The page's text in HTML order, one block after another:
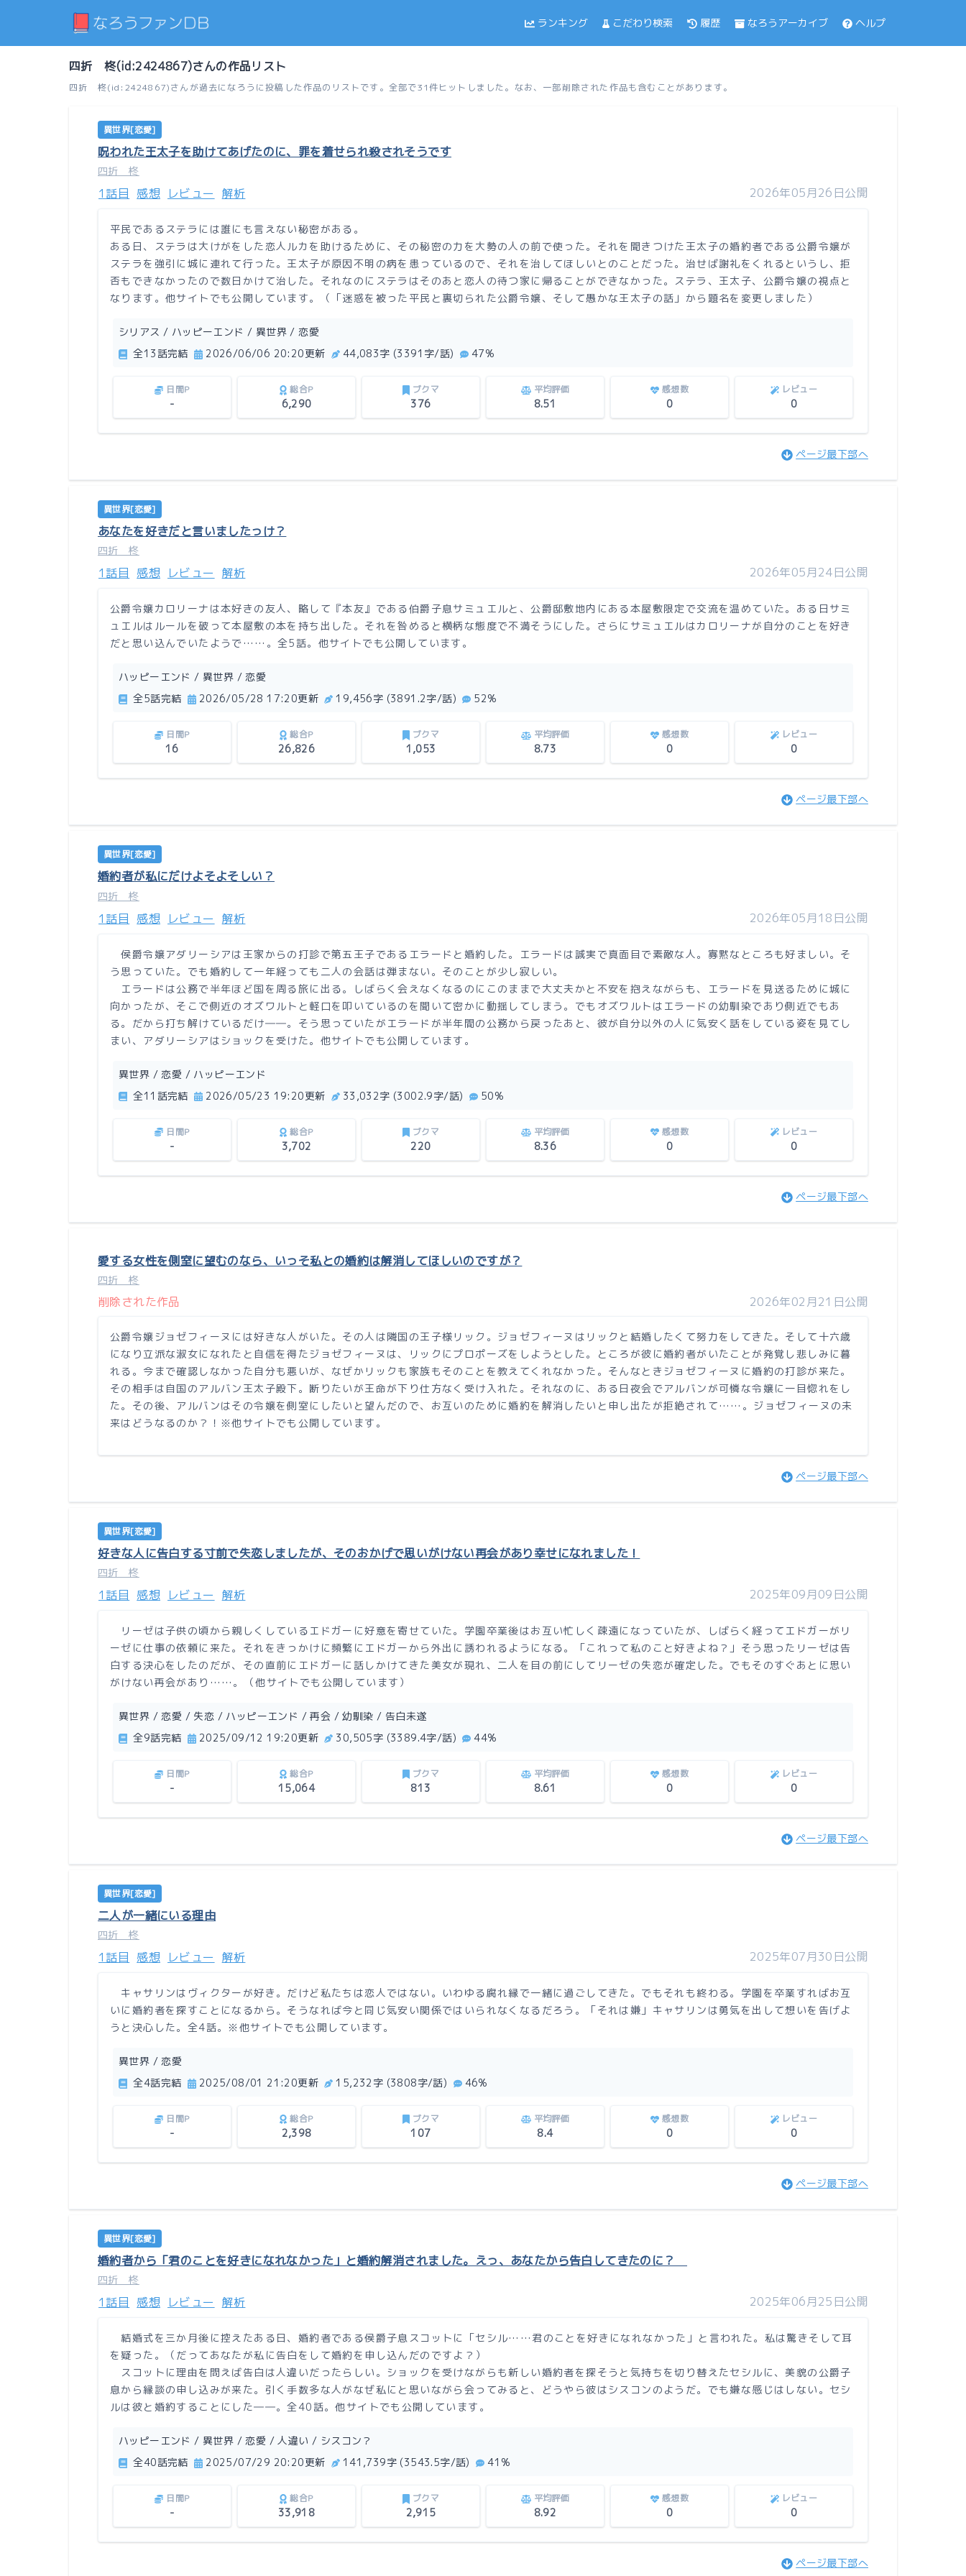
ランキング こだわり検索 履歴 なろうアーカイブ ヘルプ
四折 柊(id:2424867)さんの作品リスト
四折 柊(id:2424867)さんが過去になろうに投稿した作品のリストです。全部で31件ヒットしました。なお、一部削除された作品も含むことがあります。
異世界[恋愛]
呪われた王太子を助けてあげたのに、罪を着せられ殺されそうです
四折 柊
1話目 感想 レビュー 解析 2026年05月26日公開
平民であるステラには誰にも言えない秘密がある。
ある日、ステラは大けがをした恋人ルカを助けるために、その秘密の力を大勢の人の前で使った。それを聞きつけた王太子の婚約者である公爵令嬢が
ステラを強引に城に連れて行った。王太子が原因不明の病を患っているので、それを治してほしいとのことだった。治せば謝礼をくれるというし、拒
否もできなかったので数日かけて治した。それなのにステラはそのあと恋人の待つ家に帰ることができなかった。ステラ、王太子、公爵令嬢の視点と
なります。他サイトでも公開しています。（「迷惑を被った平民と裏切られた公爵令嬢、そして愚かな王太子の話」から題名を変更しました）
シリアス / ハッピーエンド / 異世界 / 恋愛
全13話完結
2026/06/06 20:20更新 44,083字 (3391字/話) 47%
日間P
-
総合P
6,290
ブクマ
376
平均評価
8.51
感想数
0
レビュー
0
ページ最下部へ
異世界[恋愛]
あなたを好きだと言いましたっけ？
四折 柊
1話目 感想 レビュー 解析 2026年05月24日公開
公爵令嬢カロリーナは本好きの友人、略して『本友』である伯爵子息サミュエルと、公爵邸敷地内にある本屋敷限定で交流を温めていた。ある日サミ
ュエルはルールを破って本屋敷の本を持ち出した。それを咎めると横柄な態度で不満そうにした。さらにサミュエルはカロリーナが自分のことを好き
だと思い込んでいたようで……。全5話。他サイトでも公開しています。
ハッピーエンド / 異世界 / 恋愛
全5話完結
2026/05/28 17:20更新 19,456字 (3891.2字/話) 52%
日間P
16
総合P
26,826
ブクマ
1,053
平均評価
8.73
感想数
0
レビュー
0
ページ最下部へ
異世界[恋愛]
婚約者が私にだけよそよそしい？
四折 柊
1話目 感想 レビュー 解析 2026年05月18日公開
侯爵令嬢アダリーシアは王家からの打診で第五王子であるエラードと婚約した。エラードは誠実で真面目で素敵な人。寡黙なところも好ましい。そ
う思っていた。でも婚約して一年経っても二人の会話は弾まない。そのことが少し寂しい。
エラードは公務で半年ほど国を周る旅に出る。しばらく会えなくなるのにこのままで大丈夫かと不安を抱えながらも、エラードを見送るために城に
向かったが、そこで側近のオズワルトと軽口を叩いているのを聞いて密かに動揺してしまう。でもオズワルトはエラードの幼馴染であり側近でもあ
る。だから打ち解けているだけ――。そう思っていたがエラードが半年間の公務から戻ったあと、彼が自分以外の人に気安く話をしている姿を見てし
まい、アダリーシアはショックを受けた。他サイトでも公開しています。
異世界 / 恋愛 / ハッピーエンド
全11話完結
2026/05/23 19:20更新 33,032字 (3002.9字/話) 50%
日間P
-
総合P
3,702
ブクマ
220
平均評価
8.36
感想数
0
レビュー
0
ページ最下部へ
愛する女性を側室に望むのなら、いっそ私との婚約は解消してほしいのですが？
四折 柊
削除された作品 2026年02月21日公開
公爵令嬢ジョゼフィーヌには好きな人がいた。その人は隣国の王子様リック。ジョゼフィーヌはリックと結婚したくて努力をしてきた。そして十六歳
になり立派な淑女になれたと自信を得たジョゼフィーヌは、リックにプロポーズをしようとした。ところが彼に婚約者がいたことが発覚し悲しみに暮
れる。今まで確認しなかった自分も悪いが、なぜかリックも家族もそのことを教えてくれなかった。そんなときジョゼフィーヌに婚約の打診が来た。
その相手は自国のアルバン王太子殿下。断りたいが王命が下り仕方なく受け入れた。それなのに、ある日夜会でアルバンが可憐な令嬢に一目惚れをし
た。その後、アルバンはその令嬢を側室にしたいと望んだので、お互いのために婚約を解消したいと申し出たが拒絶されて……。ジョゼフィーヌの未
来はどうなるのか？！※他サイトでも公開しています。
ページ最下部へ
異世界[恋愛]
好きな人に告白する寸前で失恋しましたが、そのおかげで思いがけない再会があり幸せになれました！
四折 柊
1話目 感想 レビュー 解析 2025年09月09日公開
リーゼは子供の頃から親しくしているエドガーに好意を寄せていた。学園卒業後はお互い忙しく疎遠になっていたが、しばらく経ってエドガーがリ
ーゼに仕事の依頼に来た。それをきっかけに頻繁にエドガーから外出に誘われるようになる。「これって私のこと好きよね？」そう思ったリーゼは告
白する決心をしたのだが、その直前にエドガーに話しかけてきた美女が現れ、二人を目の前にしてリーゼの失恋が確定した。でもそのすぐあとに思い
がけない再会があり……。（他サイトでも公開しています）
異世界 / 恋愛 / 失恋 / ハッピーエンド / 再会 / 幼馴染 / 告白未遂
全9話完結
2025/09/12 19:20更新 30,505字 (3389.4字/話) 44%
日間P
-
総合P
15,064
ブクマ
813
平均評価
8.61
感想数
0
レビュー
0
ページ最下部へ
異世界[恋愛]
二人が一緒にいる理由
四折 柊
1話目 感想 レビュー 解析 2025年07月30日公開
キャサリンはヴィクターが好き。だけど私たちは恋人ではない。いわゆる腐れ縁で一緒に過ごしてきた。でもそれも終わる。学園を卒業すればお互
いに婚約者を探すことになるから。そうなれば今と同じ気安い関係ではいられなくなるだろう。「それは嫌」キャサリンは勇気を出して想いを告げよ
うと決心した。全4話。※他サイトでも公開しています。
異世界 / 恋愛
全4話完結
2025/08/01 21:20更新 15,232字 (3808字/話) 46%
日間P
-
総合P
2,398
ブクマ
107
平均評価
8.4
感想数
0
レビュー
0
ページ最下部へ
異世界[恋愛]
婚約者から「君のことを好きになれなかった」と婚約解消されました。えっ、あなたから告白してきたのに？
四折 柊
1話目 感想 レビュー 解析 2025年06月25日公開
結婚式を三か月後に控えたある日、婚約者である侯爵子息スコットに「セシル……君のことを好きになれなかった」と言われた。私は驚きそして耳
を疑った。（だってあなたが私に告白をして婚約を申し込んだのですよ？）
スコットに理由を問えば告白は人違いだったらしい。ショックを受けながらも新しい婚約者を探そうと気持ちを切り替えたセシルに、美貌の公爵子
息から縁談の申し込みが来た。引く手数多な人がなぜ私にと思いながら会ってみると、どうやら彼はシスコンのようだ。でも嫌な感じはしない。セシ
ルは彼と婚約することにした――。全40話。他サイトでも公開しています。
ハッピーエンド / 異世界 / 恋愛 / 人違い / シスコン？
全40話完結
2025/07/29 20:20更新 141,739字 (3543.5字/話) 41%
日間P
-
総合P
33,918
ブクマ
2,915
平均評価
8.92
感想数
0
レビュー
0
ページ最下部へ